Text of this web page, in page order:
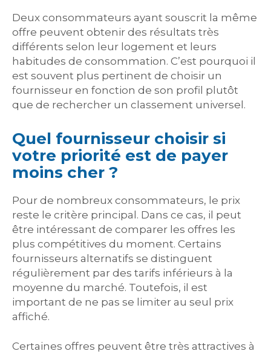
Deux consommateurs ayant souscrit la même
offre peuvent obtenir des résultats très
différents selon leur logement et leurs
habitudes de consommation. C’est pourquoi il
est souvent plus pertinent de choisir un
fournisseur en fonction de son profil plutôt
que de rechercher un classement universel.
Quel fournisseur choisir si
votre priorité est de payer
moins cher ?
Pour de nombreux consommateurs, le prix
reste le critère principal. Dans ce cas, il peut
être intéressant de comparer les offres les
plus compétitives du moment. Certains
fournisseurs alternatifs se distinguent
régulièrement par des tarifs inférieurs à la
moyenne du marché. Toutefois, il est
important de ne pas se limiter au seul prix
affiché.
Certaines offres peuvent être très attractives à